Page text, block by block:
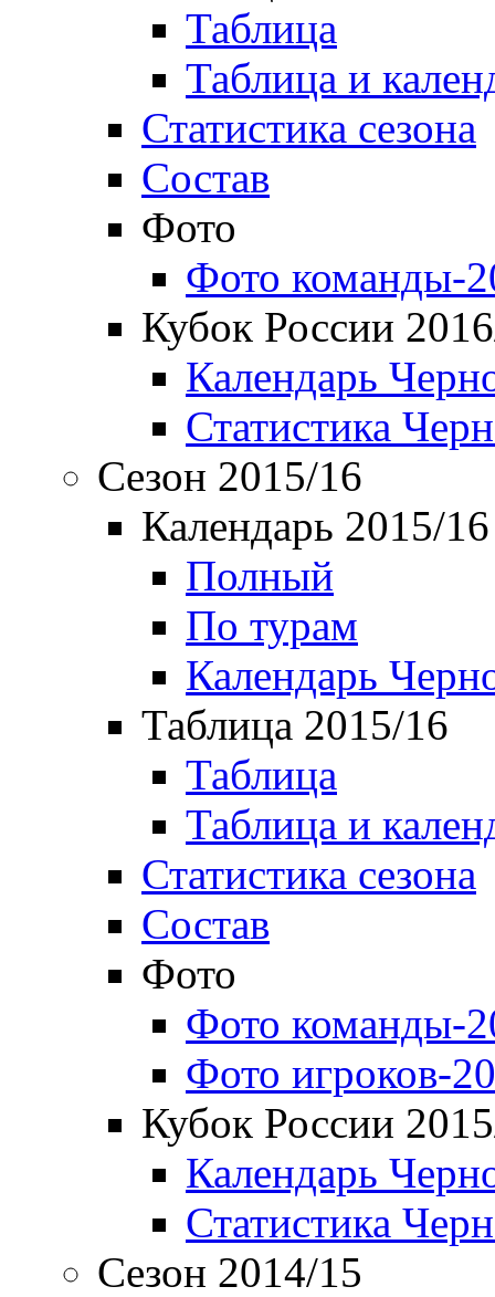
Таблица
Таблица и
Статистика сезона
Состав
Фото
Фото команды-
Кубок России
Календарь
Статистика
Сезон 2015/16
Календарь 2015/16
Полный
По турам
Календарь
Таблица 2015/16
Таблица
Таблица и
Статистика сезона
Состав
Фото
Фото команды-
Фото игроков-
Кубок России
Календарь
Статистика
Сезон 2014/15